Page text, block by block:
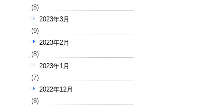
(8)
2023年3月
(9)
2023年2月
(8)
2023年1月
(7)
2022年12月
(8)